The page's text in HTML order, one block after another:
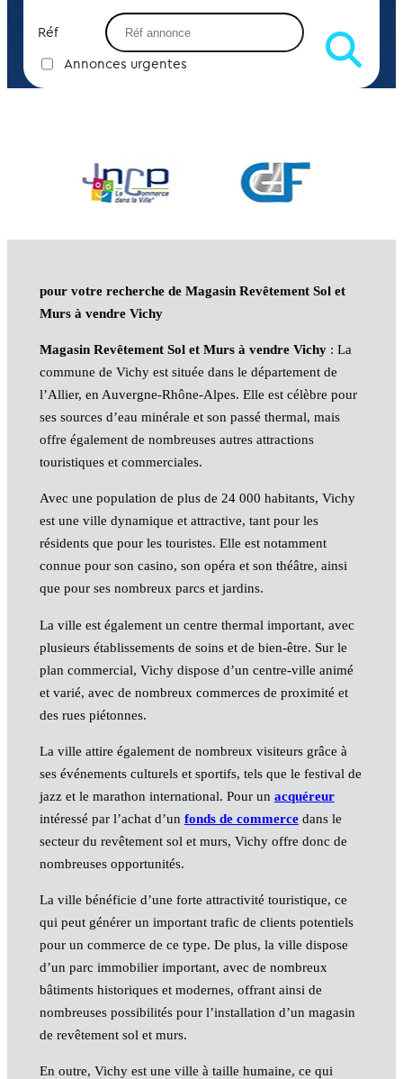
Réf
Annonces urgentes
pour votre recherche de Magasin Revêtement Sol et
Murs à vendre Vichy
Magasin Revêtement Sol et Murs à vendre Vichy: La
commune de Vichy est située dans le département de
l’Allier, en Auvergne-Rhône-Alpes. Elle est célèbre pour
ses sources d’eau minérale et son passé thermal, mais
offre également de nombreuses autres attractions
touristiques et commerciales.
Avec une population de plus de 24 000 habitants, Vichy
est une ville dynamique et attractive, tant pour les
résidents que pour les touristes. Elle est notamment
connue pour son casino, son opéra et son théâtre, ainsi
que pour ses nombreux parcs et jardins.
La ville est également un centre thermal important, avec
plusieurs établissements de soins et de bien-être. Sur le
plan commercial, Vichy dispose d’un centre-ville animé
et varié, avec de nombreux commerces de proximité et
des rues piétonnes.
La ville attire également de nombreux visiteurs grâce à
ses événements culturels et sportifs, tels que le festival de
jazz et le marathon international. Pour un acquéreur
intéressé par l’achat d’un fonds de commercedans le
secteur du revêtement sol et murs, Vichy offre donc de
nombreuses opportunités.
La ville bénéficie d’une forte attractivité touristique, ce
qui peut générer un important trafic de clients potentiels
pour un commerce de ce type. De plus, la ville dispose
d’un parc immobilier important, avec de nombreux
bâtiments historiques et modernes, offrant ainsi de
nombreuses possibilités pour l’installation d’un magasin
de revêtement sol et murs.
En outre, Vichy est une ville à taille humaine, ce qui